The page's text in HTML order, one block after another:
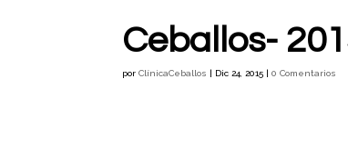
Ceballos-
porClínicaCeballos | Dic 24, 2015 |0 Comentarios